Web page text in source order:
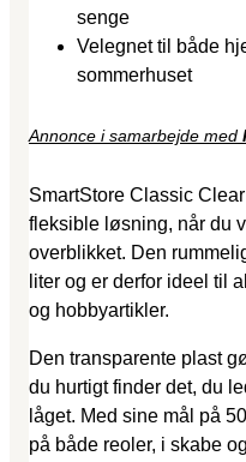
senge
Velegnet til både
sommerhuset
Annonce i samarbejde med
SmartStore Classic
fleksible løsning, når du
overblikket. Den
liter og er derfor ideel til
og hobbyartikler.
Den transparente plast
du hurtigt finder det, du
låget. Med sine mål på
på både reoler, i skabe